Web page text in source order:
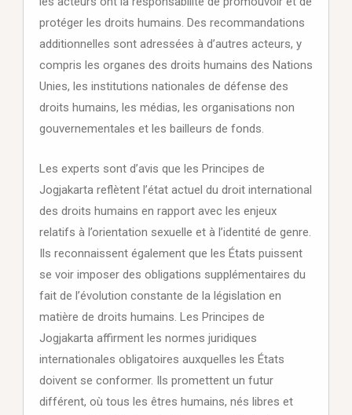
protéger les droits humains. Des recommandations
additionnelles sont adressées à d’autres acteurs, y
compris les organes des droits humains des Nations
Unies, les institutions nationales de défense des
droits humains, les médias, les organisations non
gouvernementales et les bailleurs de fonds.
Les experts sont d’avis que les Principes de
Jogjakarta reflètent l’état actuel du droit international
des droits humains en rapport avec les enjeux
relatifs à l’orientation sexuelle et à l’identité de genre.
Ils reconnaissent également que les États puissent
se voir imposer des obligations supplémentaires du
fait de l’évolution constante de la législation en
matière de droits humains. Les Principes de
Jogjakarta affirment les normes juridiques
internationales obligatoires auxquelles les États
doivent se conformer. Ils promettent un futur
différent, où tous les êtres humains, nés libres et